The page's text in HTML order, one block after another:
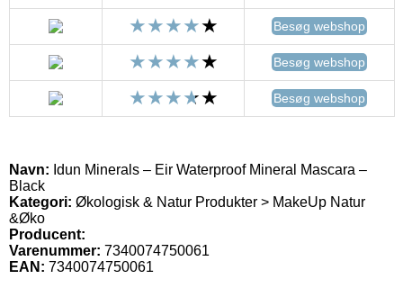
Besøg webshop
Besøg webshop
Besøg webshop
Navn: Idun Minerals – Eir Waterproof Mineral Mascara –
Black
Kategori: Økologisk & Natur Produkter > MakeUp Natur
&Øko
Producent:
Varenummer: 7340074750061
EAN: 7340074750061